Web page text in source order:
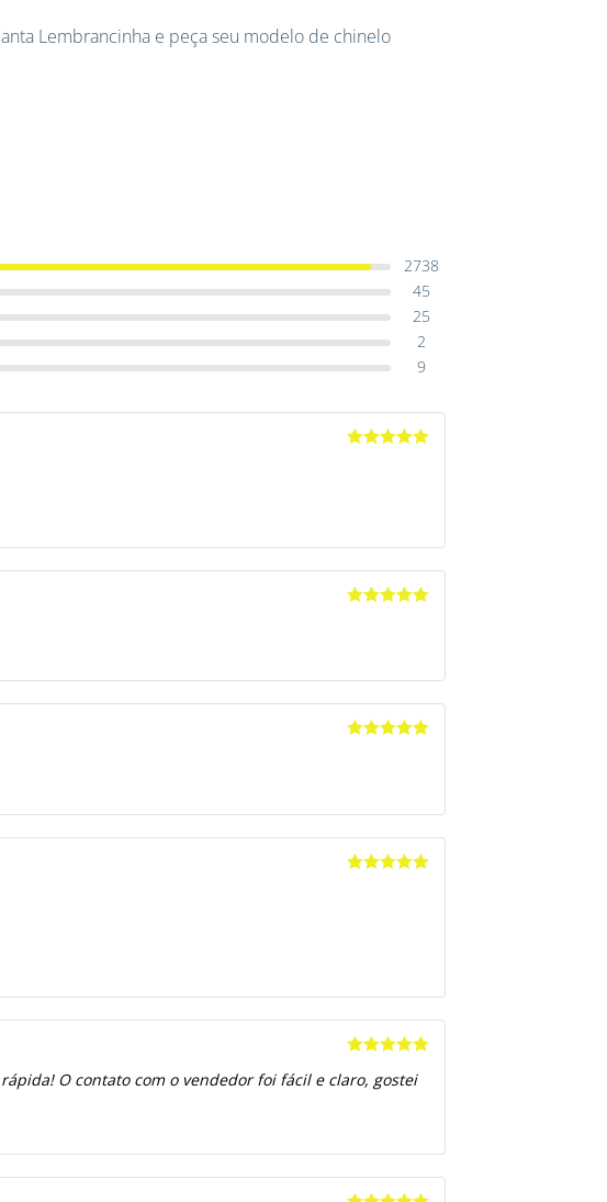
Lembrancinha e peça seu modelo de chinelo
2738
45
25
2
9
de 5
O contato com o vendedor foi fácil e claro, gostei